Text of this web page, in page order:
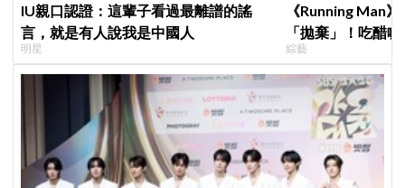
IU親口認證：這輩子看過最離譜的謠
言，就是有人說我是中國人
明星
《Running Man
「拋棄」！吃醋
跑
綜藝